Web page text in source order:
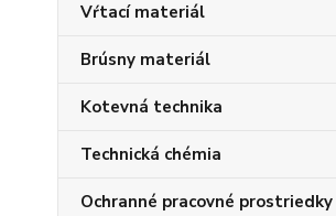
Vŕtací materiál
Brúsny materiál
Kotevná technika
Technická chémia
Ochranné pracovné prostriedky